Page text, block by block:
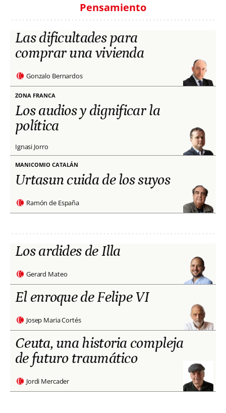
Pensamiento
Las dificultades para
comprar una vivienda
Gonzalo Bernardos
ZONA FRANCA
Los audios y dignificar la
política
Ignasi Jorro
MANICOMIO CATALÁN
Urtasun cuida de los suyos
Ramón de España
Los ardides de Illa
Gerard Mateo
El enroque de Felipe VI
Josep Maria Cortés
Ceuta, una historia compleja
de futuro traumático
Jordi Mercader